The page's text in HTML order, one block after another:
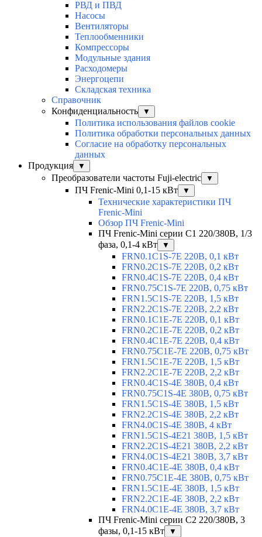
РВД и ПВД
Насосы
Вентиляторы
Теплообменники
Компрессоры
Модульные здания
Расходомеры
Энергоцепи
Складская техника
Справочник
Конфиденциальность
▼
Политика использования файлов cookie
Политика обработки персональных данных
Согласие на обработку персональных
данных
Продукция
▼
Преобразователи частоты Fuji-electric ▼
ПЧ Frenic-Mini 0,1-15 кВт ▼
Технические характеристики ПЧ
Frenic-Mini
Обзор ПЧ Frenic-Mini
ПЧ Frenic-Mini серии C1 220/380В, 1/3
фаза, 0,1-4 кВт
▼
FRN0.1C1S-7E 220В, 0,1 кВт
FRN0.2C1S-7E 220В, 0,2 кВт
FRN0.4C1S-7E 220В, 0,4 кВт
FRN0.75C1S-7E 220В, 0,75 кВт
FRN1.5C1S-7E 220В, 1,5 кВт
FRN2.2C1S-7E 220В, 2,2 кВт
FRN0.1C1E-7E 220В, 0,1 кВт
FRN0.2C1E-7E 220В, 0,2 кВт
FRN0.4C1E-7E 220В, 0,4 кВт
FRN0.75C1E-7E 220В, 0,75 кВт
FRN1.5C1E-7E 220В, 1,5 кВт
FRN2.2C1E-7E 220В, 2,2 кВт
FRN0.4C1S-4E 380В, 0,4 кВт
FRN0.75C1S-4E 380В, 0,75 кВт
FRN1.5C1S-4E 380В, 1,5 кВт
FRN2.2C1S-4E 380В, 2,2 кВт
FRN4.0C1S-4E 380В, 4 кВт
FRN1.5C1S-4E21 380В, 1,5 кВт
FRN2.2C1S-4E21 380В, 2,2 кВт
FRN4.0C1S-4E21 380В, 3,7 кВт
FRN0.4C1E-4E 380В, 0,4 кВт
FRN0.75C1E-4E 380В, 0,75 кВт
FRN1.5C1E-4E 380В, 1,5 кВт
FRN2.2C1E-4E 380В, 2,2 кВт
FRN4.0C1E-4E 380В, 3,7 кВт
ПЧ Frenic-Mini серии С2 220/380В, 3
фазы, 0,1-15 кВт
▼